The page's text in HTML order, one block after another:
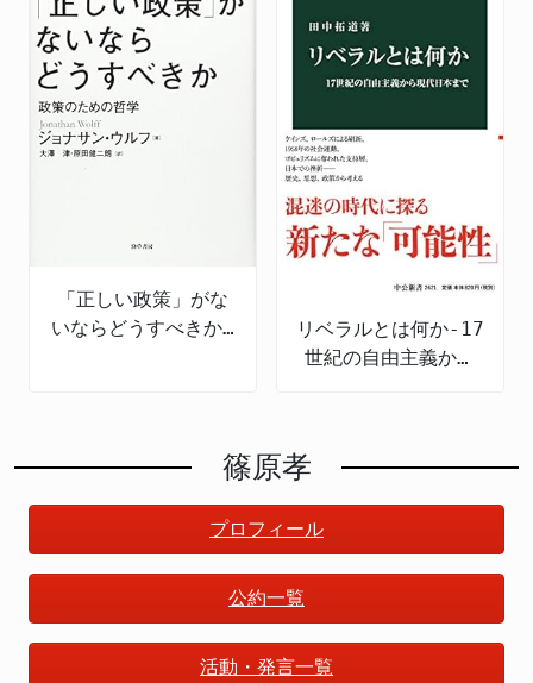
「正しい政策」がな
いならどうすべきか:
リベラルとは何か-17
世紀の自由主義から
篠原孝
プロフィール
公約一覧
活動・発言一覧